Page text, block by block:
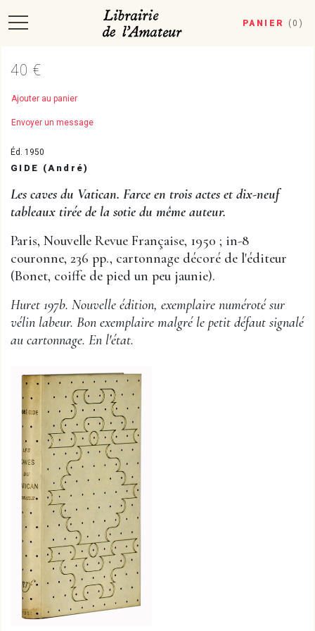
PANIER ( 0 )
40 €
Ajouter au panier
Envoyer un message
Éd. 1950
GIDE (André)
Les caves du Vatican. Farce en trois actes et dix-neuf
tableaux tirée de la sotie du même auteur.
Paris, Nouvelle Revue Française, 1950 ; in-8
couronne, 236 pp., cartonnage décoré de l'éditeur
(Bonet, coiffe de pied un peu jaunie).
Huret 197b. Nouvelle édition, exemplaire numéroté sur
vélin labeur. Bon exemplaire malgré le petit défaut signalé
au cartonnage. En l'état.